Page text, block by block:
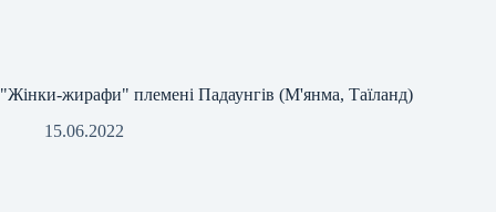
"Жінки-жирафи" племені Падаунгів (М'янма, Таїланд)
15.06.2022